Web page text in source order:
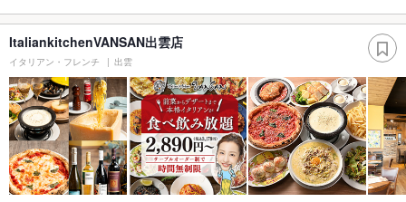
ItaliankitchenVANSAN出雲店
イタリアン・フレンチ 出雲